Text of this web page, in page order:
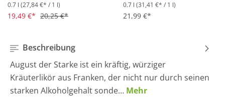
Durchschnittliche Bewertung von 4.5 von 5 Sternen
0.7 l (27,84 €* / 1 l)
19,49 €* 20,25 €*
Durchschnittliche
0.7 l (31,41 €* / 1 l)
21,99 €*
Beschreibung
August der Starke ist ein kräftig, würziger
Kräuterlikör aus Franken, der nicht nur durch seinen
starken Alkoholgehalt sonde… Mehr